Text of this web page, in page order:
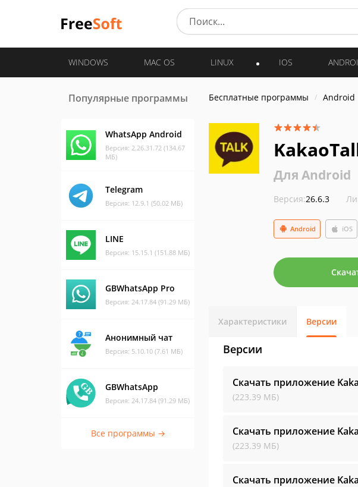
WINDOWS MAC OS LINUX IOS
Популярные программы
WhatsApp Android
Версия: 2.26.31.72 (134.67
МБ)
Telegram
Версия: 12.9.1 (50.02 МБ)
LINE
Версия: 15.15.1 (151.88 МБ)
GBWhatsApp Pro
Версия: 24.17.84 (91.29 МБ)
Анонимный чат
Версия: 5.10.10 (7.61 МБ)
GBWhatsApp
Версия: 24.17.84 (91.29 МБ)
Все программы →
Бесплатные программы Android
Для Android
Версия:26.6.3
Android iOS
Характеристики Версии
Версии
Скачать приложение
(223.39 МБ)
Скачать приложение
(223.39 МБ)
Скачать приложение